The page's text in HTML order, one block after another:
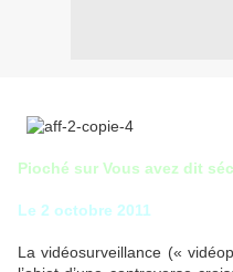
Pioché sur Vous avez dit
Le 2 octobre 2011
La vidéosurveillance («